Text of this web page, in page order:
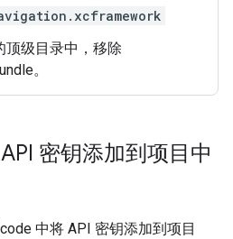
顶级目录中，移除
。
密钥添加到项目中
中将 API 密钥添加到项目